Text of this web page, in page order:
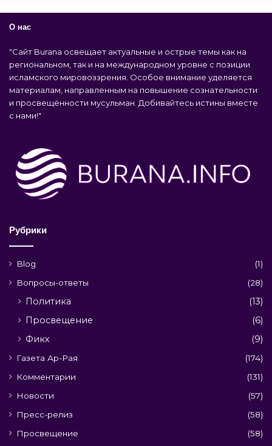
О нас
"Сайт Burana освещает актуальные и острые темы как на
региональном, так и на международном уровне с позиции
исламского мировоззрения. Особое внимание уделяется
материалам, направленным на повышение сознательности
и просвещённости мусульман. Добивайтесь истины вместе
с нами!"
Рубрики
Blog
(1)
Вопросы-ответы
(28)
Политика
(13)
Просвещение
(6)
Фикх
(9)
Газета Ар-Рая
(174)
Комментарии
(131)
Новости
(57)
Пресс-релиз
(58)
Просвещение
(58)